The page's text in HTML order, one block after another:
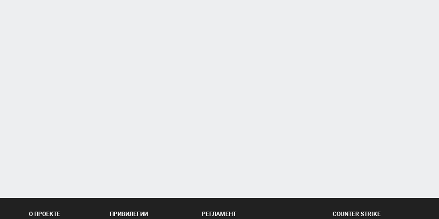
О ПРОЕКТЕ ПРИВИЛЕГИИ РЕГЛАМЕНТ COUNTER STRIKE